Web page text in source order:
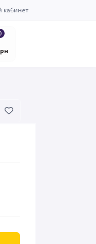
кабинет